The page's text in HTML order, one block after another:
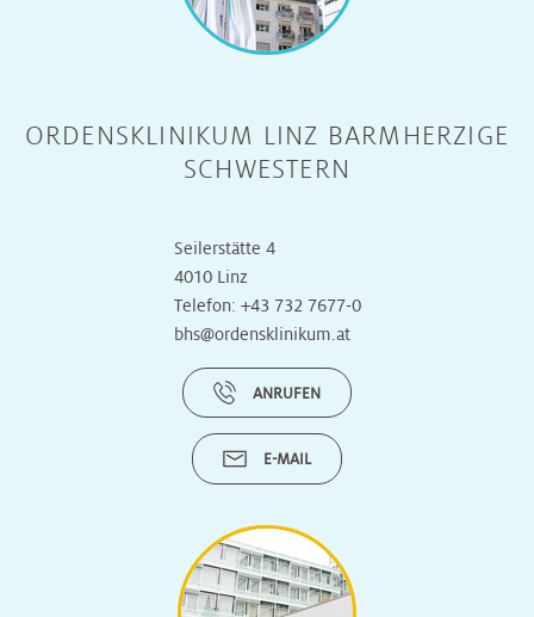
ORDENSKLINIKUM LINZ BARMHERZIGE
SCHWESTERN
Seilerstätte 4
4010 Linz
Telefon: +43 732 7677-0
bhs@ordensklinikum.at
ANRUFEN
E-MAIL